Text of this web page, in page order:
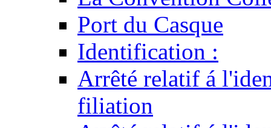
Port du Casque
Identification :
Arrêté relatif á
filiation